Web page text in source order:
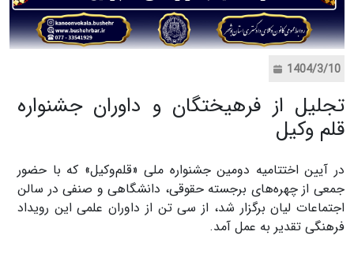
1404/3/10
تجلیل از فرهیختگان و داوران جشنواره
قلم وکیل
در آیین اختتامیه دومین جشنواره ملی «قلم‌وکیل» که با حضور
جمعی از چهره‌های برجسته حقوقی، دانشگاهی و صنفی در سالن
اجتماعات لیان برگزار شد، از سی تن از داوران علمی این رویداد
فرهنگی تقدیر به عمل آمد.